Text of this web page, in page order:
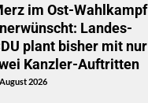
im Ost-Wahlkampf
Landes-
plant bisher mit nur
Kanzler-Auftritten
2026